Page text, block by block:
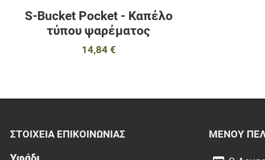
S-Bucket Pocket - Καπέλο
τύπου ψαρέματος
14,84 €
ΣΤΟΙΧΕΊΑ EΠΙΚΟΙΝΩΝΊΑΣ ΜΕΝΟΎ